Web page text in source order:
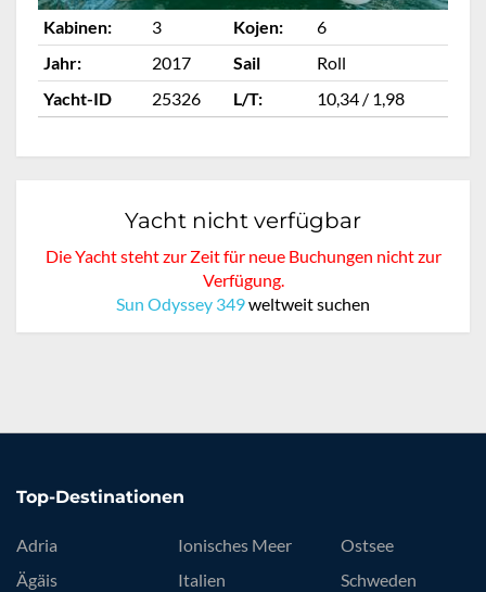
Kabinen: 3 Kojen:
6
Jahr:
2017 Sail
Roll
Yacht-ID
25326 L/T: 10,34 / 1,98
Yacht nicht verfügbar
Die Yacht steht zur Zeit für neue Buchungen nicht zur
Verfügung.
Sun Odyssey 349weltweit suchen
Top-Destinationen
Adria
Ägäis
Ionisches Meer
Italien
Ostsee
Schweden